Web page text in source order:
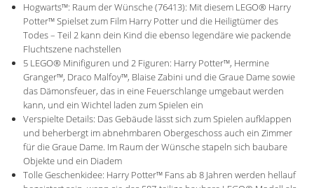
Hogwarts™: Raum der Wünsche (76413): Mit diesem LEGO® Harry
Potter™ Spielset zum Film Harry Potter und die Heiligtümer des
Todes – Teil 2 kann dein Kind die ebenso legendäre wie packende
Fluchtszene nachstellen
5 LEGO® Minifiguren und 2 Figuren: Harry Potter™, Hermine
Granger™, Draco Malfoy™, Blaise Zabini und die Graue Dame sowie
das Dämonsfeuer, das in eine Feuerschlange umgebaut werden
kann, und ein Wichtel laden zum Spielen ein
Verspielte Details: Das Gebäude lässt sich zum Spielen aufklappen
und beherbergt im abnehmbaren Obergeschoss auch ein Zimmer
für die Graue Dame. Im Raum der Wünsche stapeln sich baubare
Objekte und ein Diadem
Tolle Geschenkidee: Harry Potter™ Fans ab 8 Jahren werden hellauf